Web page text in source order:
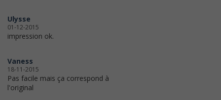
Ulysse
01-12-2015
impression ok.
Vaness
18-11-2015
Pas facile mais ça correspond à
l'original